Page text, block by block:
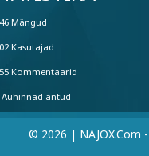
© 2026 | NAJOX.com